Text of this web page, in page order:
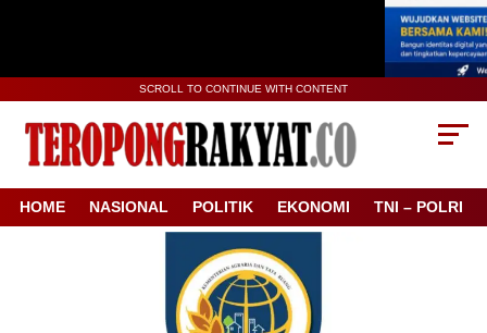
SCROLL TO CONTINUE WITH CONTENT
HOME NASIONAL POLITIK EKONOMI TNI – POLRI